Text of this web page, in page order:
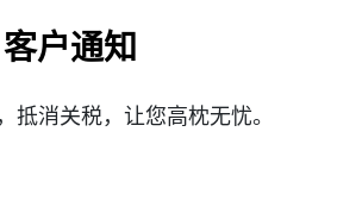
客户通知
抵消关税，让您高枕无忧。